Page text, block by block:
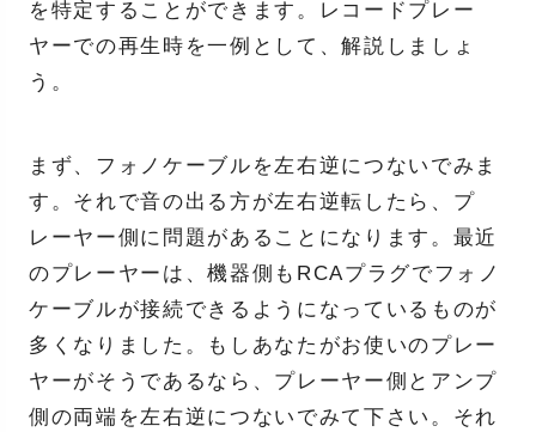
を特定することができます。レコードプレー
ヤーでの再生時を一例として、解説しましょ
う。
まず、フォノケーブルを左右逆につないでみま
す。それで音の出る方が左右逆転したら、プ
レーヤー側に問題があることになります。最近
のプレーヤーは、機器側もRCAプラグでフォノ
ケーブルが接続できるようになっているものが
多くなりました。もしあなたがお使いのプレー
ヤーがそうであるなら、プレーヤー側とアンプ
側の両端を左右逆につないでみて下さい。それ